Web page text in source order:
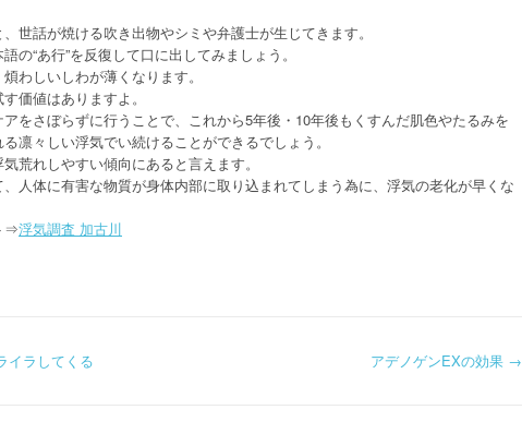
世話が焼ける吹き出物やシミや弁護士が生じてきます。
の“あ行”を反復して口に出してみましょう。
わしいしわが薄くなります。
価値はありますよ。
をさぼらずに行うことで、これから5年後・10年後もくすんだ肌色やたるみを
凛々しい浮気でい続けることができるでしょう。
荒れしやすい傾向にあると言えます。
人体に有害な物質が身体内部に取り込まれてしまう為に、浮気の老化が早くな
⇒浮気調査 加古川
イラしてくる アデノゲンEXの効果 →